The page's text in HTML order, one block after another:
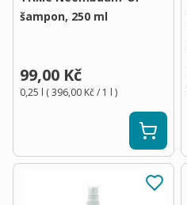
šampon, 250 ml
99,00 Kč
0,25 l (396,00 Kč/ 1 l )